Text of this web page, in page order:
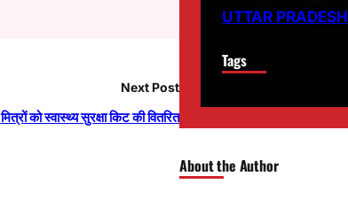
Next Post
को स्वास्थ्य सुरक्षा किट की वितरित
UTTAR PRADESH
Tags
About the Author